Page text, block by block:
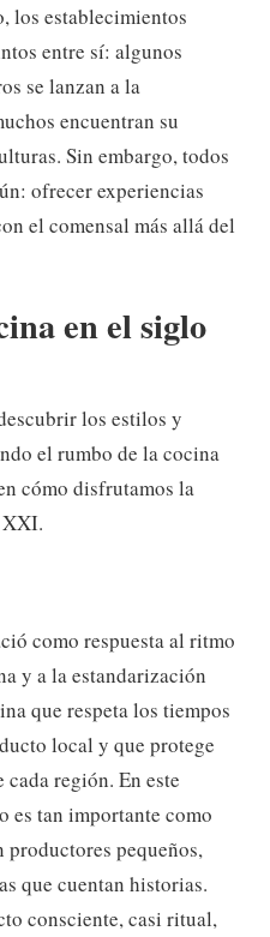
los establecimientos
entre sí: algunos
se lanzan a la
encuentran su
Sin embargo, todos
ofrecer experiencias
el comensal más allá del
en el siglo
los estilos y
el rumbo de la cocina
cómo disfrutamos la
XXI.
como respuesta al ritmo
y a la estandarización
que respeta los tiempos
local y que protege
región. En este
es tan importante como
pequeños,
que cuentan historias.
consciente, casi ritual,